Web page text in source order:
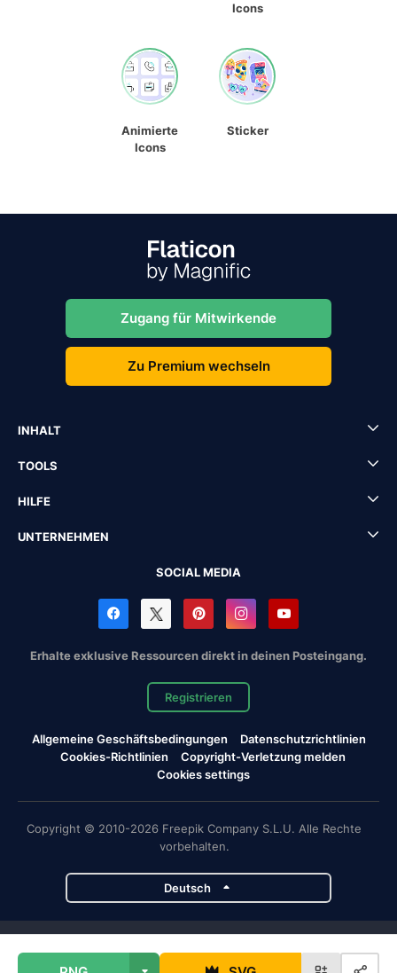
Icons
Animierte
Icons
Sticker
Zugang für Mitwirkende
Zu Premium wechseln
INHALT
TOOLS
HILFE
UNTERNEHMEN
SOCIAL MEDIA
Erhalte exklusive Ressourcen direkt in deinen Posteingang.
Registrieren
Allgemeine Geschäftsbedingungen
Datenschutzrichtlinien
Cookies-Richtlinien
Copyright-Verletzung melden
Cookies settings
Copyright © 2010-2026 Freepik Company S.L.U. Alle Rechte
vorbehalten.
Deutsch